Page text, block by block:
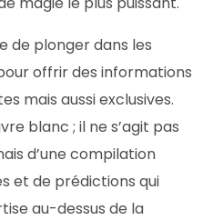
de plonger dans les
offrir des informations
mais aussi exclusives.
blanc ; il ne s’agit pas
d’une compilation
et de prédictions qui
au-dessus de la